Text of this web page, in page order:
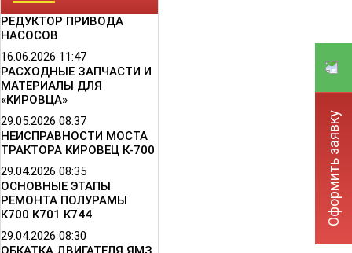
РЕДУКТОР ПРИВОДА
НАСОСОВ
16.06.2026 11:47
РАСХОДНЫЕ ЗАПЧАСТИ И
МАТЕРИАЛЫ ДЛЯ
«КИРОВЦА»
29.05.2026 08:37
НЕИСПРАВНОСТИ МОСТА
ТРАКТОРА КИРОВЕЦ К-700
29.04.2026 08:35
ОСНОВНЫЕ ЭТАПЫ
РЕМОНТА ПОЛУРАМЫ
К700 К701 К744
29.04.2026 08:30
Оформить заявку